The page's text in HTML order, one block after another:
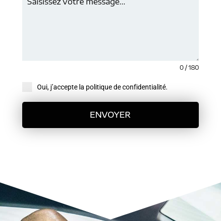
0 / 180
Oui, j’accepte la politique de confidentialité.
ENVOYER